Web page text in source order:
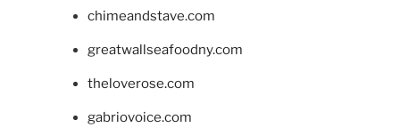
chimeandstave.com
greatwallseafoodny.com
theloverose.com
gabriovoice.com